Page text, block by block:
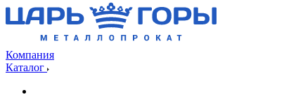
Компания
Каталог